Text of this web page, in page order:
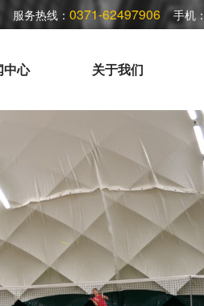
服务热线： 0371-62497906 手机：
中心 关于我们